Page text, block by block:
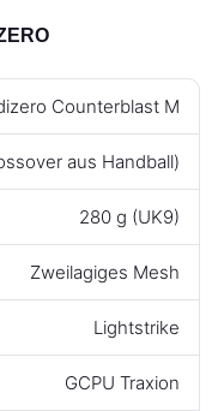
Counterblast M
aus Handball)
280 g (UK9)
Zweilagiges Mesh
Lightstrike
GCPU Traxion